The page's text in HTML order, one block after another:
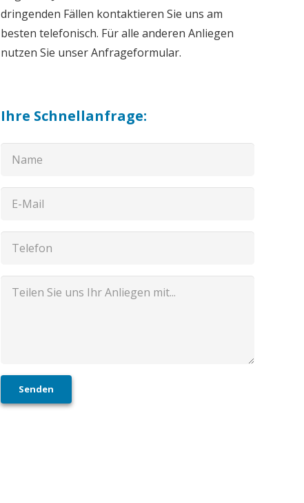
dringenden Fällen kontaktieren Sie uns am
besten telefonisch. Für alle anderen Anliegen
nutzen Sie unser Anfrageformular.
Ihre Schnellanfrage:
Senden